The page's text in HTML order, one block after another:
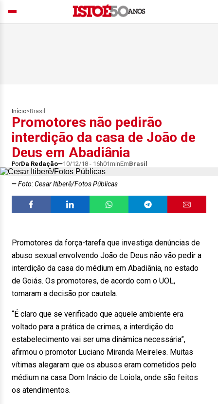
Início> Brasil
Promotores não pedirão
interdição da casa de João de
Deus em Abadiânia
PorDa Redação 10/12/18 - 16h01minEmBrasil
Foto: Cesar Itiberê/Fotos Públicas
Promotores da força-tarefa que investiga denúncias de
abuso sexual envolvendo João de Deus não vão pedir a
interdição da casa do médium em Abadiânia, no estado
de Goiás. Os promotores, de acordo com o UOL,
tomaram a decisão por cautela.
“É claro que se verificado que aquele ambiente era
voltado para a prática de crimes, a interdição do
estabelecimento vai ser uma dinâmica necessária”,
afirmou o promotor Luciano Miranda Meireles. Muitas
vítimas alegaram que os abusos eram cometidos pelo
médium na casa Dom Inácio de Loiola, onde são feitos
os atendimentos.